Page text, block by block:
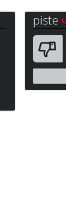
piste